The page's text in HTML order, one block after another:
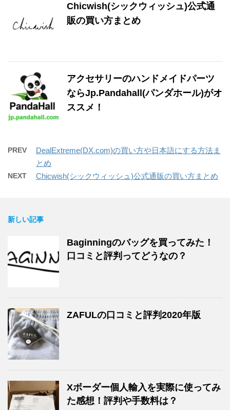
Chicwish(シックウィッシュ)公式通
販の買い方まとめ
アクセサリーのハンドメイドパーツ
ならJp.Pandahall(パンダホール)がオ
ススメ！
PREV
DealExtreme(DX.com)の買い方や日本語にする方法ま
とめ
NEXT Chicwish(シックウィッシュ)公式通販の買い方まとめ
新しい記事
Baginningのバッグを買ってみた！
口コミと評判ってどうなの？
ZAFULの口コミと評判2020年版
Xボーダー個人輸入を実際に使ってみ
た感想！評判や手数料は？